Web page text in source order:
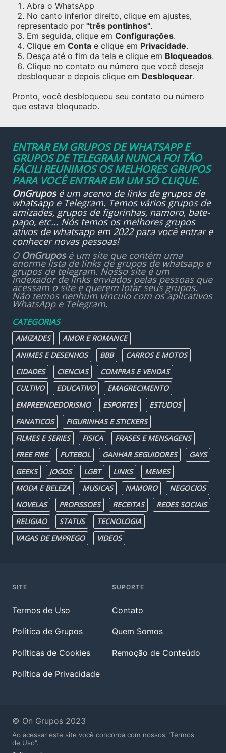
Abra o WhatsApp
No canto inferior direito, clique em ajustes,
representado por "três pontinhos".
Em seguida, clique em Configurações.
Clique em Conta e clique em Privacidade.
Desça até o fim da tela e clique em Bloqueados.
Clique no contato ou número que você deseja
desbloquear e depois clique em Desbloquear.
Pronto, você desbloqueou seu contato ou número
que estava bloqueado.
ENTRAR EM GRUPOS DE WHATSAPP E
GRUPOS DE TELEGRAM NUNCA FOI TÃO
FÁCIL! REUNIMOS OS MELHORES GRUPOS
PARA VOCÊ ENTRAR EM UM SÓ CLIQUE.
OnGruposé um acervo de links de grupos de
whatsappe Telegram. Temos vários grupos de
amizades, grupos de figurinhas, namoro, bate-
papo, etc... Nós temos os melhores grupos
ativos de whatsapp em 2022 para você entrar e
conhecer novas pessoas!
O OnGruposé um site que contém uma
enorme lista de links de grupos de whatsapp e
grupos de telegram. Nosso site é um
indexador de links enviados pelas pessoas que
acessam o site e querem lotar seus grupos.
Não temos nenhum vínculo com os aplicativos
WhatsApp e Telegram.
CATEGORIAS
AMIZADES
AMOR E ROMANCE
ANIMES E DESENHOS
BBB
CARROS E MOTOS
CIDADES
CIENCIAS
COMPRAS E VENDAS
CULTIVO
EDUCATIVO
EMAGRECIMENTO
EMPREENDEDORISMO
ESPORTES
ESTUDOS
FANATICOS
FIGURINHAS E STICKERS
FILMES E SERIES
FISICA
FRASES E MENSAGENS
FREE FIRE
FUTEBOL GANHAR SEGUIDORES
GAYS
GEEKS
JOGOS LGBT LINKS
MEMES
MODA E BELEZA
MUSICAS NAMORO
NEGOCIOS
NOVELAS
PROFISSOES RECEITAS
REDES SOCIAIS
RELIGIAO
STATUS
TECNOLOGIA
VAGAS DE EMPREGO
VIDEOS
SITE
Termos de Uso
Política de Grupos
Políticas de Cookies
Política de Privacidade
SUPORTE
Contato
Quem Somos
Remoção de Conteúdo
© On Grupos 2023
Ao acessar este site você concorda com nossos "Termos
de Uso".